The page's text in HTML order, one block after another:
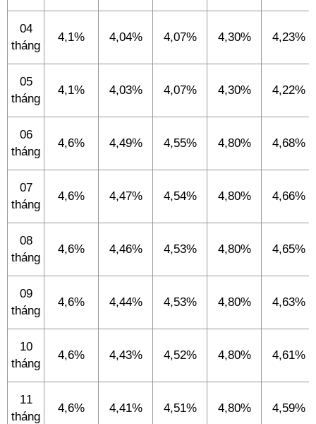
04
tháng
4,1% 4,04% 4,07% 4,30% 4,23%
05
tháng
4,1% 4,03% 4,07% 4,30% 4,22%
06
tháng
4,6% 4,49% 4,55% 4,80% 4,68%
07
tháng
4,6% 4,47% 4,54% 4,80% 4,66%
08
tháng
4,6% 4,46% 4,53% 4,80% 4,65%
09
tháng
4,6% 4,44% 4,53% 4,80% 4,63%
10
tháng
4,6% 4,43% 4,52% 4,80% 4,61%
11
tháng
4,6% 4,41% 4,51% 4,80% 4,59%